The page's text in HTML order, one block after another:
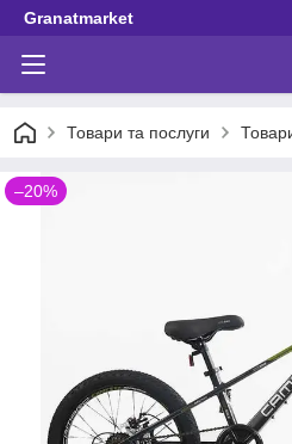
Granatmarket
Товари та послуги
–20%